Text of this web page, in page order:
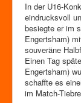
In der U16-
eindrucksvoll
besiegte er im
Engertsham)
souveräne
Einen Tag
Engertsham)
schaffte es
im Match-